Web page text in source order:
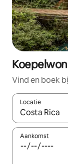
Vind en boek
Locatie
Wanneer er
Aankomst